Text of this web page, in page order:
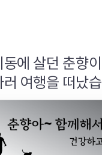
에 살던 춘향
여행을 떠났